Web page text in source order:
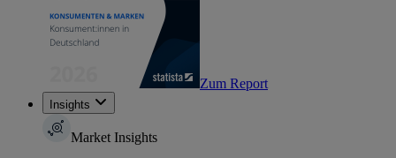
Zum Report
Insights
Market Insights